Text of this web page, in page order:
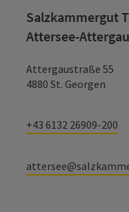
Salzkammergut
Attersee-Attergau
Attergaustraße 55
4880 St. Georgen
+43 6132 26909-200